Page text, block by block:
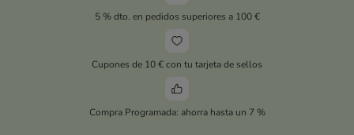
5 % dto. en pedidos superiores a 100 €
Cupones de 10 € con tu tarjeta de sellos
Compra Programada: ahorra hasta un 7 %